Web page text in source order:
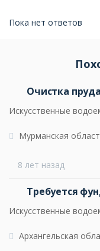
Пока нет ответов
Очистка пруда
Искусственные
8 лет назад
Мурманская
Требуется
Искусственные
Архангельская